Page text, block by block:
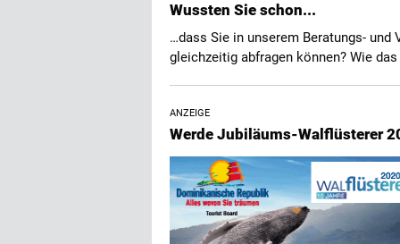
Wussten Sie schon...
…dass Sie in unserem Beratungs-
gleichzeitig abfragen können? Wie
ANZEIGE
Werde Jubiläums-Walflüsterer